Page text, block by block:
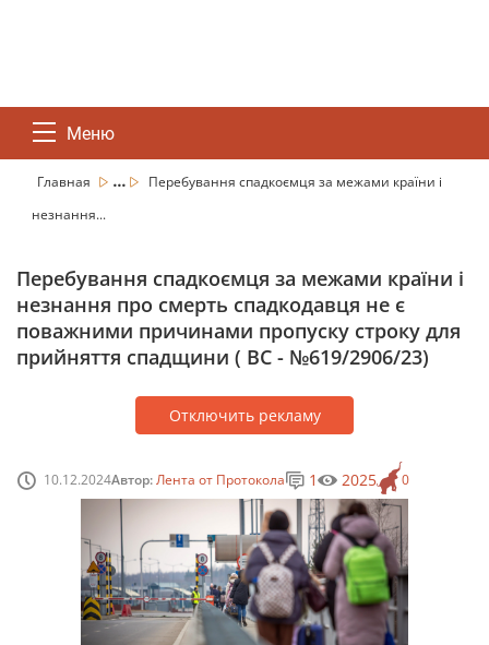
Меню
Главная ...
Перебування спадкоємця за межами країни і
незнання...
Перебування спадкоємця за межами країни і
незнання про смерть спадкодавця не є
поважними причинами пропуску строку для
прийняття спадщини ( ВС - №619/2906/23)
Отключить рекламу
10.12.2024Автор:Лента от Протокола 0
1 2025